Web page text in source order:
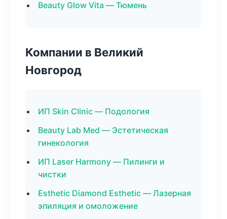
Beauty Glow Vita — Тюмень
Компании в Великий
Новгород
ИП Skin Clinic — Подология
Beauty Lab Med — Эстетическая
гинекология
ИП Laser Harmony — Пилинги и
чистки
Esthetic Diamond Esthetic — Лазерная
эпиляция и омоложение